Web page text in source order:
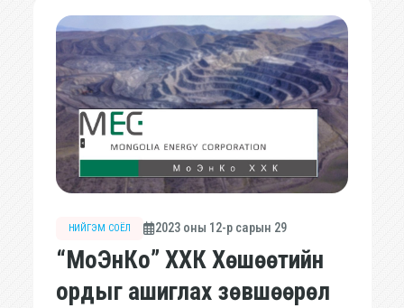
НИЙГЭМ СОЁЛ 2023 оны 12-р сарын 29
“МоЭнКо” ХХК Хөшөөтийн
ордыг ашиглах зөвшөөрөл